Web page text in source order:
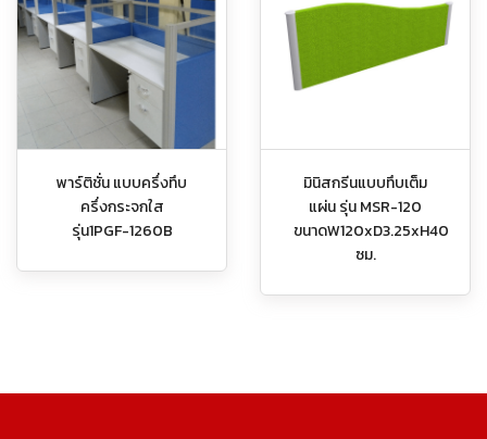
พาร์ติชั่น แบบครึ่งทึบ
ครึ่งกระจกใส
รุ่น1PGF-1260B
มินิสกรีนแบบทึบเต็ม
แผ่น รุ่น MSR-120
ขนาดW120xD3.25xH40
ซม.